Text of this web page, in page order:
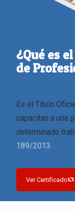
¿Qué es
de
Es el Título
capacitan a una
determinado
189/2013.
Ver Certificado